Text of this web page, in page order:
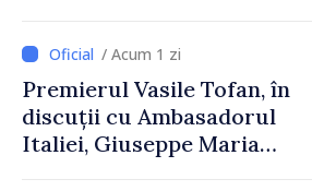
Uygar Mustafa Sertel
/ Acum 1 zi
Premierul Vasile Tofan, în
discuții cu Ambasadorul
Italiei, Giuseppe Maria